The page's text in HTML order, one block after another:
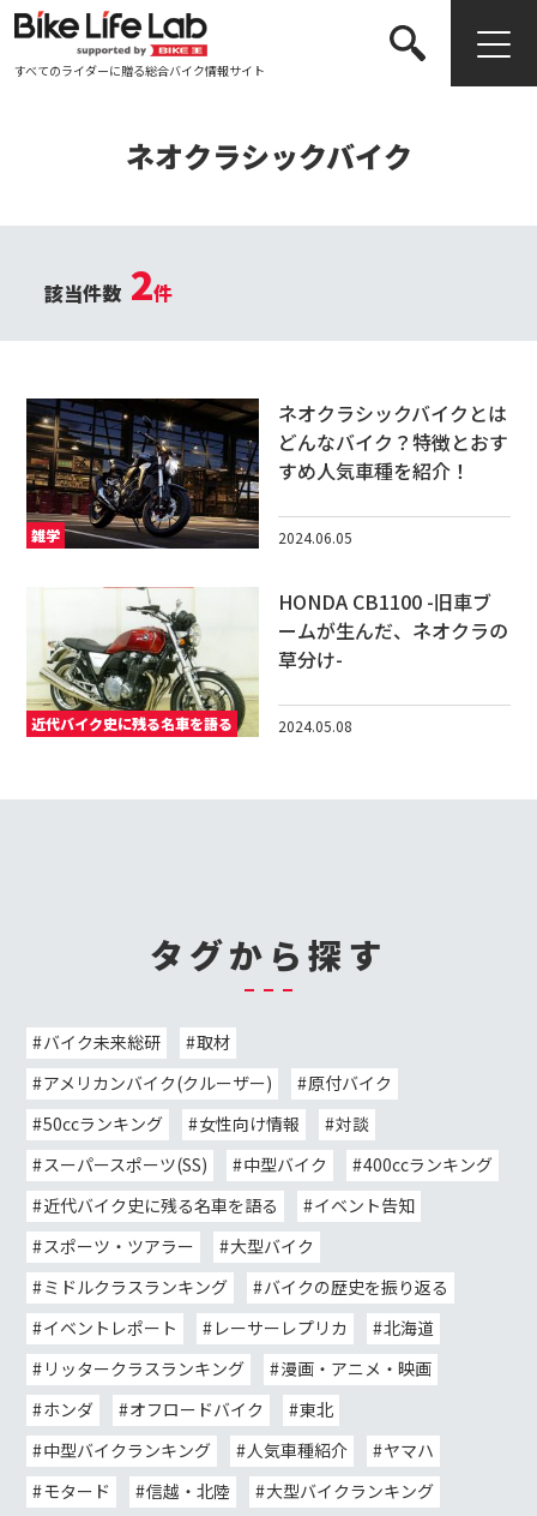
すべてのライダーに贈る総合バイク情報サイト
ネオクラシックバイク
該当件数 2件
雑学
ネオクラシックバイクとは
どんなバイク？特徴とおす
すめ人気車種を紹介！
2024.06.05
近代バイク史に残る名車を語る
HONDA CB1100 -旧車ブ
ームが生んだ、ネオクラの
草分け-
2024.05.08
タグから探す
バイク未来総研
取材
アメリカンバイク(クルーザー)
原付バイク
50ccランキング
女性向け情報
対談
スーパースポーツ(SS)
中型バイク
400ccランキング
近代バイク史に残る名車を語る
イベント告知
スポーツ・ツアラー
大型バイク
ミドルクラスランキング
バイクの歴史を振り返る
イベントレポート
レーサーレプリカ
北海道
リッタークラスランキング
漫画・アニメ・映画
ホンダ
オフロードバイク
東北
中型バイクランキング
人気車種紹介
ヤマハ
モタード
信越・北陸 大型バイクランキング